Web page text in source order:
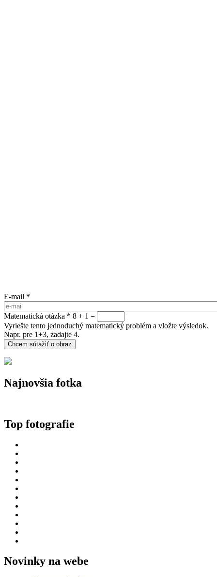
E-mail *
Matematická otázka * 8 + 1 =
Vyriešte tento jednoduchý matematický problém a vložte výsledok.
Napr. pre 1+3, zadajte 4.
Najnovšia fotka
Top fotografie
Novinky na webe